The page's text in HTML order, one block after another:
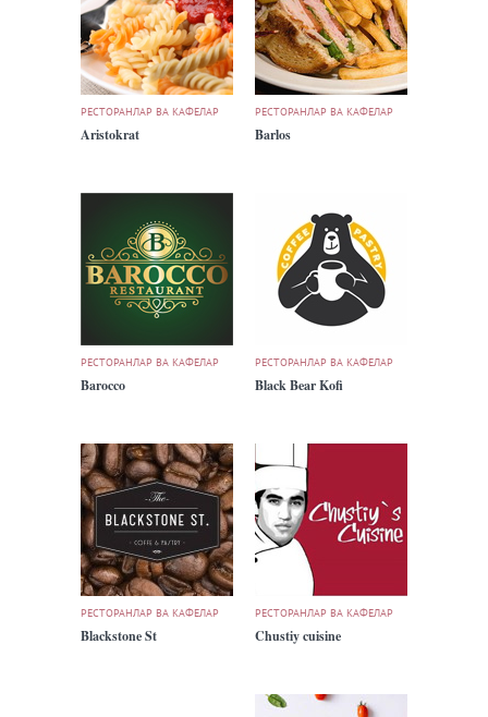
РЕСТОРАНЛАР ВА КАФЕЛАР
Aristokrat
РЕСТОРАНЛАР ВА КАФЕЛАР
Barlos
РЕСТОРАНЛАР ВА КАФЕЛАР
Barocco
РЕСТОРАНЛАР ВА КАФЕЛАР
Black Bear Kofi
РЕСТОРАНЛАР ВА КАФЕЛАР
Blackstone St
РЕСТОРАНЛАР ВА КАФЕЛАР
Chustiy cuisine